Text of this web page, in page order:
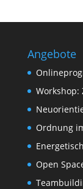
Angebote
Ordnung
Open